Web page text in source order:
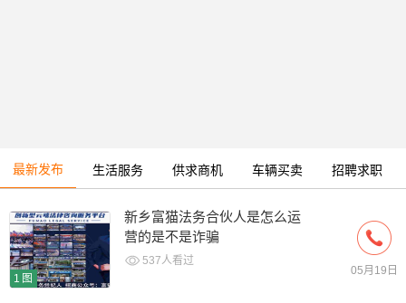
最新发布 生活服务 供求商机 车辆买卖 招聘求职
1图
新乡富猫法务合伙人是怎么运
营的是不是诈骗
537人看过
05月19日